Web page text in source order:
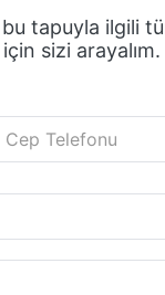
tapuyla ilgili
için sizi arayalım.
Cep Telefonu